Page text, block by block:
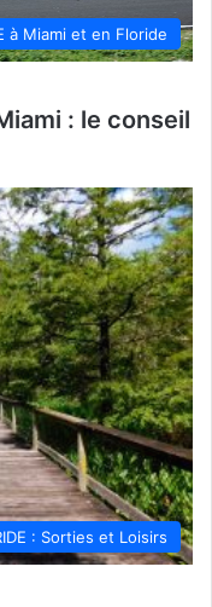
à Miami et en Floride
: le conseil
: Sorties et Loisirs